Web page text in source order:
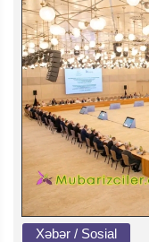
Xəbər / Sosial